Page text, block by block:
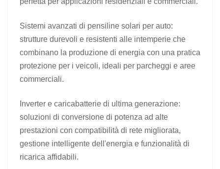
Sistemi avanzati di pensiline solari per auto:
strutture durevoli e resistenti alle intemperie che
combinano la produzione di energia con una pratica
protezione per i veicoli, ideali per parcheggi e aree
commerciali.
Inverter e caricabatterie di ultima generazione:
soluzioni di conversione di potenza ad alte
prestazioni con compatibilità di rete migliorata,
gestione intelligente dell'energia e funzionalità di
ricarica affidabili.